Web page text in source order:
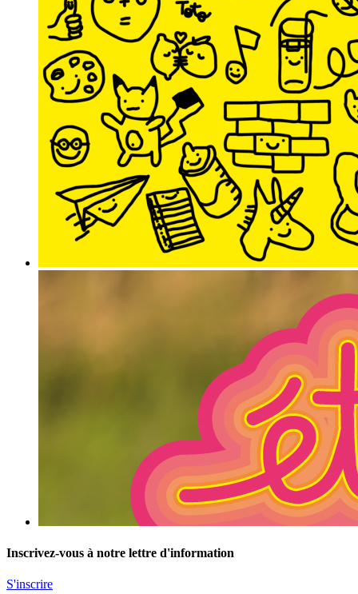
Inscrivez-vous à notre lettre d'information
S'inscrire